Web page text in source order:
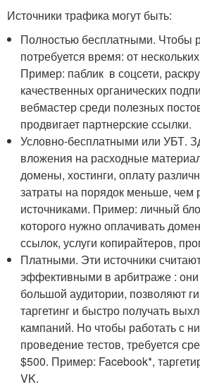
Источники трафика могут быть:
Полностью бесплатными. Чтобы
потребуется время: от
Пример: паблик в соцсети,
качественных органических
вебмастер среди полезных
продвигает партнерские ссылки.
Условно-бесплатными или УБТ.
вложения на расходные
домены, хостинги, оплату
затраты на порядок меньше, чем
источниками. Пример: личный
которого нужно оплачивать
ссылок, услуги копирайтеров,
Платными. Эти источники
эффективными в арбитраже : они
большой аудитории, позволяют
таргетинг и быстро получать
кампаний. Но чтобы работать с
проведение тестов, требуется
$500. Пример: Facebook*,
VK.